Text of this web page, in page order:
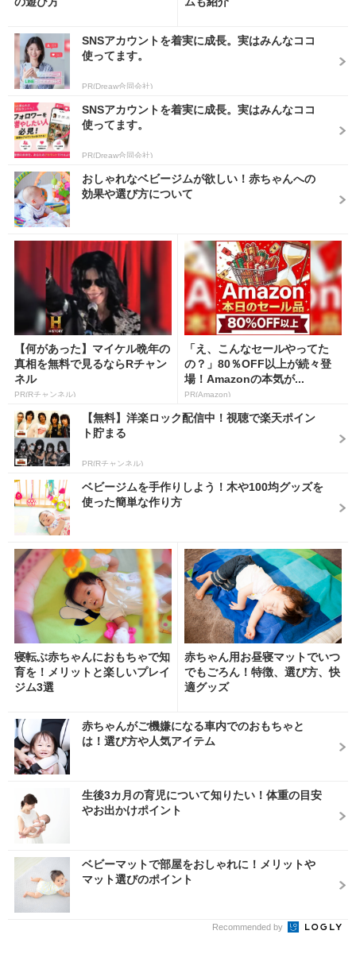
SNSアカウントを着実に成長。実はみんなココ
使ってます。
PR(Dreaw合同会社)
SNSアカウントを着実に成長。実はみんなココ
使ってます。
PR(Dreaw合同会社)
おしゃれなベビージムが欲しい！赤ちゃんへの
効果や選び方について
【何があった】マイケル晩年の
真相を無料で見るならRチャン
ネル
PR(Rチャンネル)
「え、こんなセールやってた
の？」80％OFF以上が続々登
場！Amazonの本気が...
PR(Amazon)
【無料】洋楽ロック配信中！視聴で楽天ポイン
ト貯まる
PR(Rチャンネル)
ベビージムを手作りしよう！木や100均グッズを
使った簡単な作り方
寝転ぶ赤ちゃんにおもちゃで知
育を！メリットと楽しいプレイ
ジム3選
赤ちゃん用お昼寝マットでいつ
でもごろん！特徴、選び方、快
適グッズ
赤ちゃんがご機嫌になる車内でのおもちゃと
は！選び方や人気アイテム
生後3カ月の育児について知りたい！体重の目安
やお出かけポイント
ベビーマットで部屋をおしゃれに！メリットや
マット選びのポイント
Recommended by